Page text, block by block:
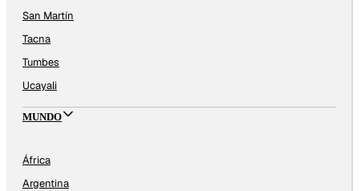
San Martín
Tacna
Tumbes
Ucayali
MUNDO
África
Argentina